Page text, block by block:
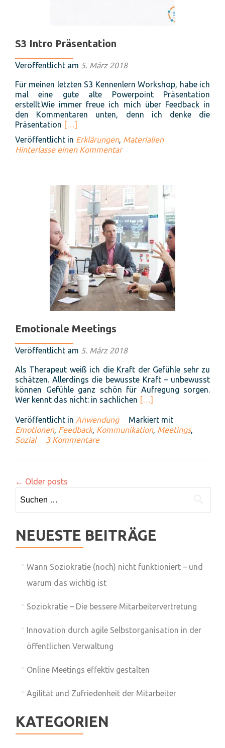
S3 Intro Präsentation
Veröffentlicht am 5. März 2018
Für meinen letzten S3 Kennenlern Workshop, habe ich
mal eine gute alte Powerpoint Präsentation
erstellt.Wie immer freue ich mich über Feedback in
den Kommentaren unten, denn ich denke die
Präsentation Read
more
about
S3
[…]
Veröffentlicht in Erklärungen, Materialien
Hinterlasse einen Kommentar
Emotionale Meetings
Veröffentlicht am 5. März 2018
Als Therapeut weiß ich die Kraft der Gefühle sehr zu
schätzen. Allerdings die bewusste Kraft – unbewusst
können Gefühle ganz schön für Aufregung sorgen.
Wer kennt das nicht: in sachlichen Read
about
Emotionale
[…]
Veröffentlicht in Anwendung
Markiert mit
Emotionen, Feedback, Kommunikation, Meetings,
Sozial
3 Kommentare
← Older posts
nach:
NEUESTE BEITRÄGE
Wann Soziokratie (noch) nicht funktioniert – und
warum das wichtig ist
Soziokratie – Die bessere Mitarbeitervertretung
Innovation durch agile Selbstorganisation in der
öffentlichen Verwaltung
Online Meetings effektiv gestalten
Agilität und Zufriedenheit der Mitarbeiter
KATEGORIEN